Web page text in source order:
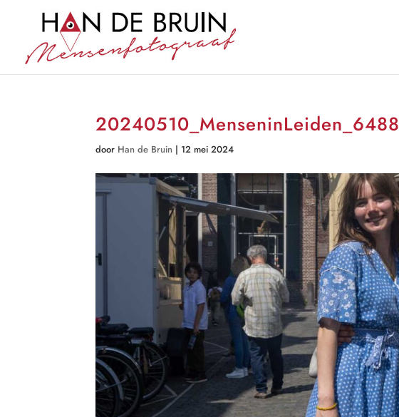
20240510_MenseninLeiden_6488
door Han de Bruin | 12 mei 2024